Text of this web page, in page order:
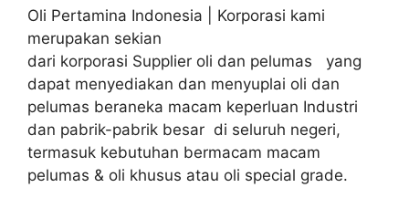
Oli Pertamina Indonesia | Korporasi kami
merupakan sekian
dari korporasi Supplier oli dan pelumas yang
dapat menyediakan dan menyuplai oli dan
pelumas beraneka macam keperluan Industri
dan pabrik-pabrik besar di seluruh negeri,
termasuk kebutuhan bermacam macam
pelumas & oli khusus atau oli special grade.